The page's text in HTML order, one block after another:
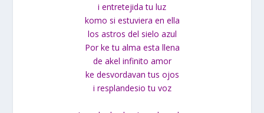
i entretejida tu luz
komo si estuviera en ella
los astros del sielo azul
Por ke tu alma esta llena
de akel infinito amor
ke desvordavan tus ojos
i resplandesio tu voz